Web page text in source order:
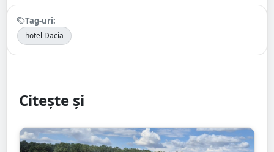
Tag-uri:
hotel Dacia
Citește și